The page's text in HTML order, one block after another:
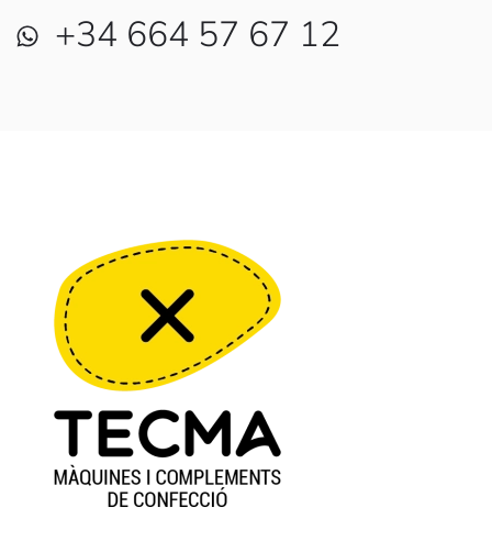
+34 664 57 67 12